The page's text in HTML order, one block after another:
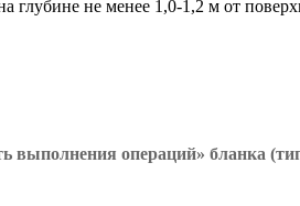
не менее 1,0-1,2 м от
операций» бланка